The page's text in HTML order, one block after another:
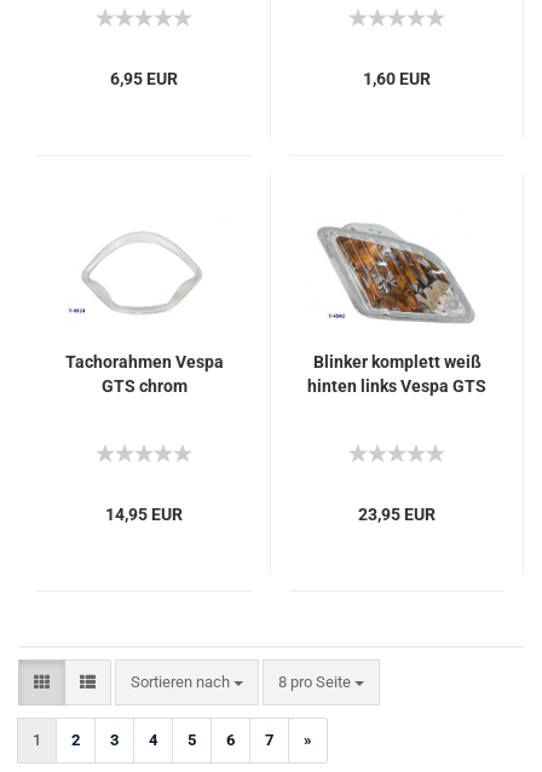
6,95 EUR 1,60 EUR
Tachorahmen Vespa
GTS chrom
14,95 EUR
Blinker komplett weiß
hinten links Vespa GTS
23,95 EUR
Sortieren nach
Sortieren nach 8 pro Seite
pro Seite
1 2 3 4 5 6 7 »